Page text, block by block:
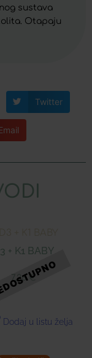
sustava
Otapaju
Twitter
+ K1 BABY
7,26€
Dodaj u listu želja